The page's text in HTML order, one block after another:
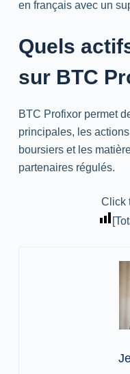
en français avec un
Quels
sur BTC
BTC Profixor permet
principales, les
boursiers et les
partenaires régulés.
Click